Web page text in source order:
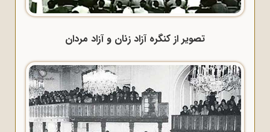
تصویر از کنگره آزاد زنان و آزاد مردان